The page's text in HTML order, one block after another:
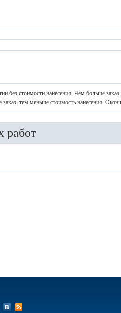
без стоимости нанесения. Чем больше
тем меньше стоимость нанесения.
работ